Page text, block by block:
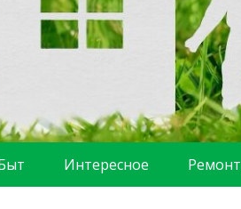
Интересное Ремонт